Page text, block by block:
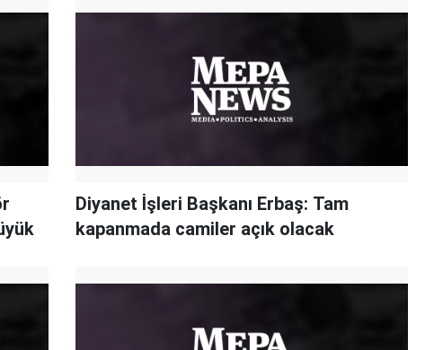
Diyanet İşleri Başkanı Erbaş: Tam
kapanmada camiler açık olacak